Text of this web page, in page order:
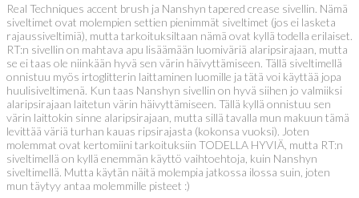
Real Techniques accent brush ja Nanshyn tapered crease sivellin. Nämä
siveltimet ovat molempien settien pienimmät siveltimet (jos ei lasketa
rajaussiveltimiä), mutta tarkoituksiltaan nämä ovat kyllä todella erilaiset.
RT:n sivellin on mahtava apu lisäämään luomiväriä alaripsirajaan, mutta
se ei taas ole niinkään hyvä sen värin häivyttämiseen. Tällä siveltimellä
onnistuu myös irtoglitterin laittaminen luomille ja tätä voi käyttää jopa
huulisiveltimenä. Kun taas Nanshyn sivellin on hyvä siihen jo valmiiksi
alaripsirajaan laitetun värin häivyttämiseen. Tällä kyllä onnistuu sen
värin laittokin sinne alaripsirajaan, mutta sillä tavalla mun makuun tämä
levittää väriä turhan kauas ripsirajasta (kokonsa vuoksi). Joten
molemmat ovat kertomiini tarkoituksiin TODELLA HYVIÄ, mutta RT:n
siveltimellä on kyllä enemmän käyttö vaihtoehtoja, kuin Nanshyn
siveltimellä. Mutta käytän näitä molempia jatkossa ilossa suin, joten
mun täytyy antaa molemmille pisteet :)